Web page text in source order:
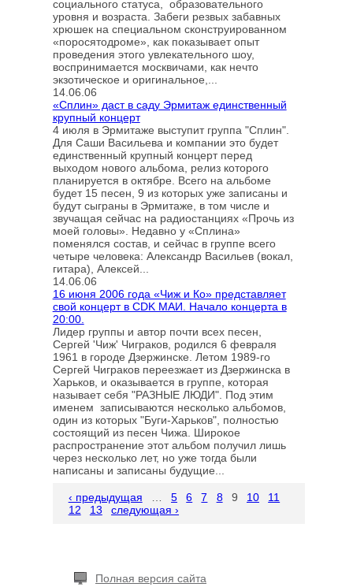
социального статуса, образовательного
уровня и возраста. Забеги резвых забавных
хрюшек на специальном сконструированном
«поросятодроме», как показывает опыт
проведения этого увлекательного шоу,
воспринимается москвичами, как нечто
экзотическое и оригинальное,...
14.06.06
«Сплин» даст в саду Эрмитаж единственный
крупный концерт
4 июля в Эрмитаже выступит группа "Сплин".
Для Саши Васильева и компании это будет
единственный крупный концерт перед
выходом нового альбома, релиз которого
планируется в октябре. Всего на альбоме
будет 15 песен, 9 из которых уже записаны и
будут сыграны в Эрмитаже, в том числе и
звучащая сейчас на радиостанциях «Прочь из
моей головы». Недавно у «Сплина»
поменялся состав, и сейчас в группе всего
четыре человека: Александр Васильев (вокал,
гитара), Алексей...
14.06.06
16 июня 2006 года «Чиж и Ко» представляет
свой концерт в CDK МАИ. Начало концерта в
20:00.
Лидер группы и автор почти всех песен,
Сергей 'Чиж' Чиграков, родился 6 февраля
1961 в городе Дзержинске. Летом 1989-го
Сергей Чиграков переезжает из Дзержинска в
Харьков, и оказывается в группе, которая
называет себя "РАЗНЫЕ ЛЮДИ". Под этим
именем записываются несколько альбомов,
один из которых "Буги-Харьков", полностью
состоящий из песен Чижа. Широкое
распространение этот альбом получил лишь
через несколько лет, но уже тогда были
написаны и записаны будущие...
‹ предыдущая 5 6 7 8 9 10
11
12
13 следующая ›
Полная версия сайта